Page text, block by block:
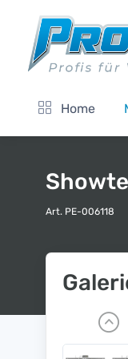
Home
Art. PE-006118
P
r